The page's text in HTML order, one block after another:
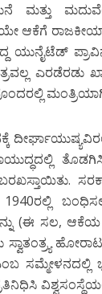
ಮತ್ತು
ಆಕೆಗೆ
ಯುನೈಟೆಡ್
(ಈ ಸಲ,
ಸ್ವಾತಂತ್ರ್ಯ